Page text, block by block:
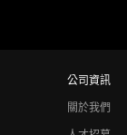
公司資訊
關於我們